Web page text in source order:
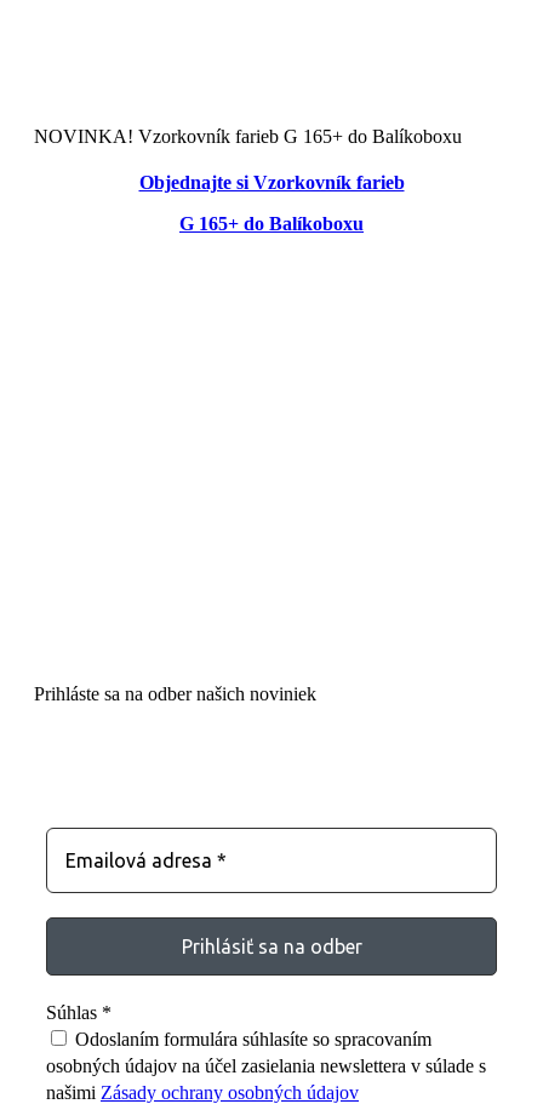
NOVINKA! Vzorkovník farieb G 165+ do Balíkoboxu
Objednajte si Vzorkovník farieb
G 165+ do Balíkoboxu
Prihláste sa na odber našich noviniek
Súhlas *
Odoslaním formulára súhlasíte so spracovaním
osobných údajov na účel zasielania newslettera v súlade s
našimi Zásady ochrany osobných údajov